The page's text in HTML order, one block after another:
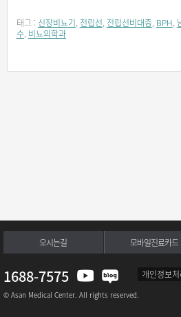
태그 : 신장비뇨기, 전립선, 전립선비대증, BPH,
수, 비뇨의학과
오시는길 모바일진료카드
1688-7575 개인정보
© Asan Medical Center. All rights reserved.